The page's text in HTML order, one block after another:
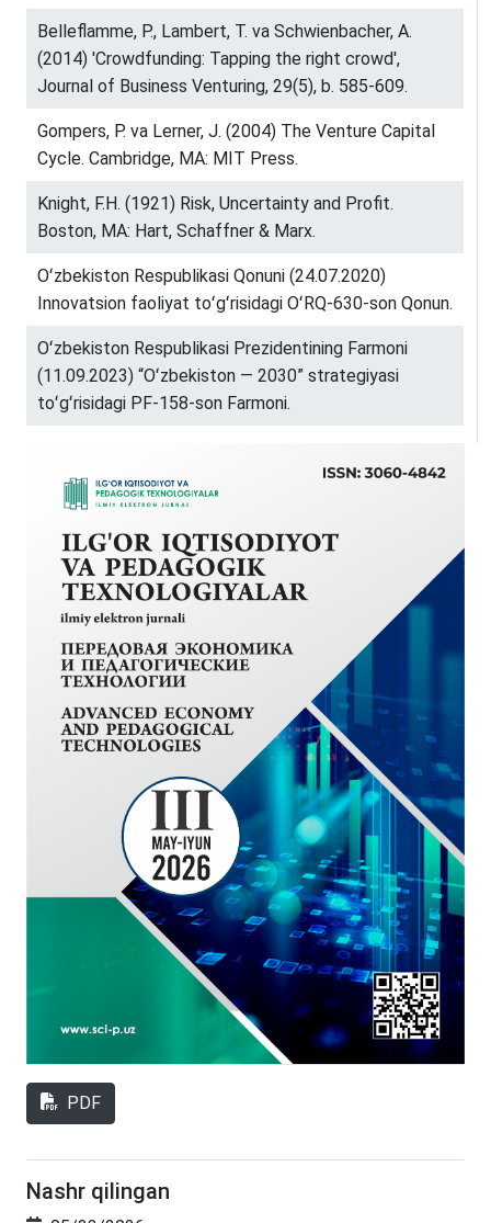
Belleflamme, P., Lambert, T. va Schwienbacher, A.
(2014) 'Crowdfunding: Tapping the right crowd',
Journal of Business Venturing, 29(5), b. 585-609.
Gompers, P. va Lerner, J. (2004) The Venture Capital
Cycle. Cambridge, MA: MIT Press.
Knight, F.H. (1921) Risk, Uncertainty and Profit.
Boston, MA: Hart, Schaffner & Marx.
Oʻzbekiston Respublikasi Qonuni (24.07.2020)
Innovatsion faoliyat toʻgʻrisidagi OʻRQ-630-son Qonun.
Oʻzbekiston Respublikasi Prezidentining Farmoni
(11.09.2023) “Oʻzbekiston — 2030” strategiyasi
toʻgʻrisidagi PF-158-son Farmoni.
PDF
Nashr qilingan